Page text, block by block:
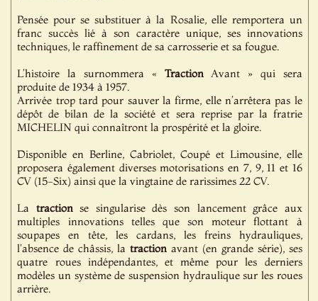
Pensée pour se substituer à la Rosalie, elle remportera un
franc succès lié à son caractère unique, ses innovations
techniques, le raffinement de sa carrosserie et sa fougue.
L’histoire la surnommera « TractionAvant » qui sera
produite de 1934 à 1957.
Arrivée trop tard pour sauver la firme, elle n’arrêtera pas le
dépôt de bilan de la société et sera reprise par la fratrie
MICHELIN qui connaîtront la prospérité et la gloire.
Disponible en Berline, Cabriolet, Coupé et Limousine, elle
proposera également diverses motorisations en 7, 9, 11 et 16
CV (15-Six) ainsi que la vingtaine de rarissimes 22 CV.
La tractionse singularise dès son lancement grâce aux
multiples innovations telles que son moteur flottant à
soupapes en tête, les cardans, les freins hydrauliques,
l'absence de châssis, latraction avant (en grande série), ses
quatre roues indépendantes, et même pour les derniers
modèles un système de suspension hydraulique sur les roues
arrière.